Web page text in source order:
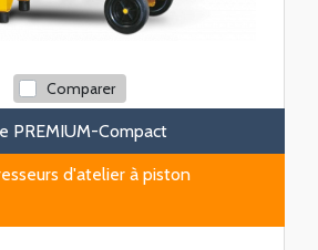
Comparer
PREMIUM-Compact
d'atelier à piston